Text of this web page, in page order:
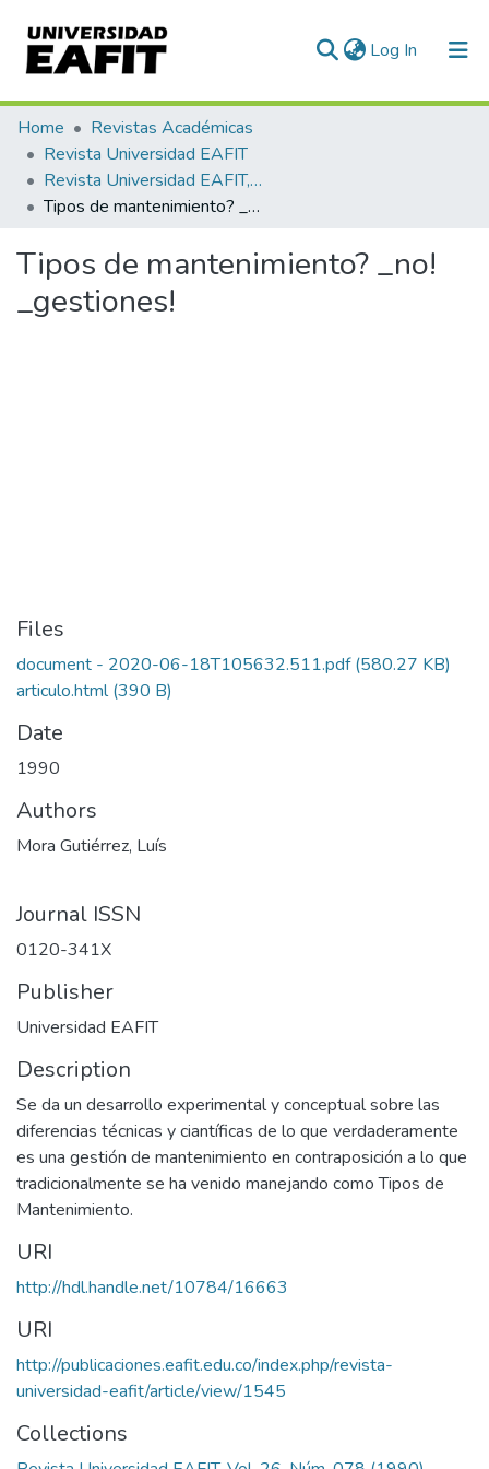
Log In (current)
Communities & Collections
All of DSpace
Statistics
Home
Revistas Académicas
Revista Universidad EAFIT
Revista Universidad EAFIT, Vol. 26, Núm. 078 (1990)
Tipos de mantenimiento? _no! _gestiones!
Tipos de mantenimiento? _no!
_gestiones!
Files
document - 2020-06-18T105632.511.pdf(580.27 KB)
articulo.html(390 B)
Date
1990
Authors
Mora Gutiérrez, Luís
Journal ISSN
0120-341X
Publisher
Universidad EAFIT
Description
Se da un desarrollo experimental y conceptual sobre las
diferencias técnicas y ciantíficas de lo que verdaderamente
es una gestión de mantenimiento en contraposición a lo que
tradicionalmente se ha venido manejando como Tipos de
Mantenimiento.
URI
http://hdl.handle.net/10784/16663
URI
http://publicaciones.eafit.edu.co/index.php/revista-
universidad-eafit/article/view/1545
Collections